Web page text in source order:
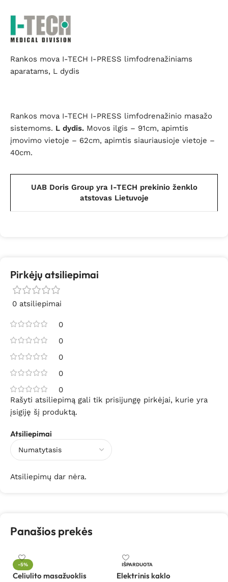
Rankos mova I-TECH I-PRESS limfodrenažiniams
aparatams, L dydis
Rankos mova I-TECH I-PRESS limfodrenažinio masažo
sistemoms. L dydis. Movos ilgis – 91cm, apimtis
įmovimo vietoje – 62cm, apimtis siauriausioje vietoje –
40cm.
UAB Doris Group yra I-TECH prekinio ženklo
atstovas Lietuvoje
Pirkėjų atsiliepimai
0 atsiliepimai
0
0
0
0
0
Atsiliepimai
Atsiliepimų dar nėra.
Rašyti atsiliepimą gali tik prisijungę pirkėjai, kurie yra
įsigiję šį produktą.
Panašios prekės
-5%
Celiulito masažuoklis
IŠPARDUOTA
Elektrinis kaklo